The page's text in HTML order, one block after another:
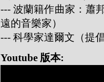
--- 波蘭籍作曲家：蕭
遠的音樂家）
--- 科學家達爾文（提
Youtube 版本: